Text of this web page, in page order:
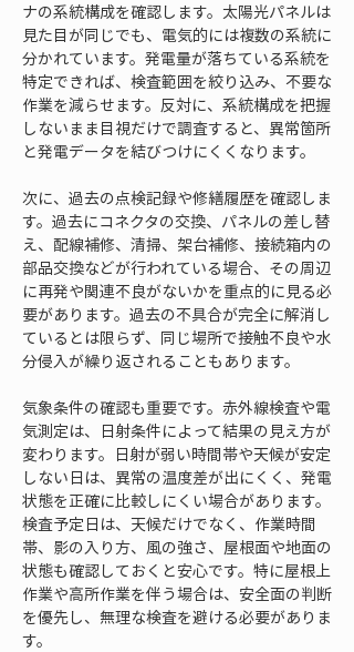
ナの系統構成を確認します。太陽光パネルは
見た目が同じでも、電気的には複数の系統に
分かれています。発電量が落ちている系統を
特定できれば、検査範囲を絞り込み、不要な
作業を減らせます。反対に、系統構成を把握
しないまま目視だけで調査すると、異常箇所
と発電データを結びつけにくくなります。
次に、過去の点検記録や修繕履歴を確認しま
す。過去にコネクタの交換、パネルの差し替
え、配線補修、清掃、架台補修、接続箱内の
部品交換などが行われている場合、その周辺
に再発や関連不良がないかを重点的に見る必
要があります。過去の不具合が完全に解消し
ているとは限らず、同じ場所で接触不良や水
分侵入が繰り返されることもあります。
気象条件の確認も重要です。赤外線検査や電
気測定は、日射条件によって結果の見え方が
変わります。日射が弱い時間帯や天候が安定
しない日は、異常の温度差が出にくく、発電
状態を正確に比較しにくい場合があります。
検査予定日は、天候だけでなく、作業時間
帯、影の入り方、風の強さ、屋根面や地面の
状態も確認しておくと安心です。特に屋根上
作業や高所作業を伴う場合は、安全面の判断
を優先し、無理な検査を避ける必要がありま
す。